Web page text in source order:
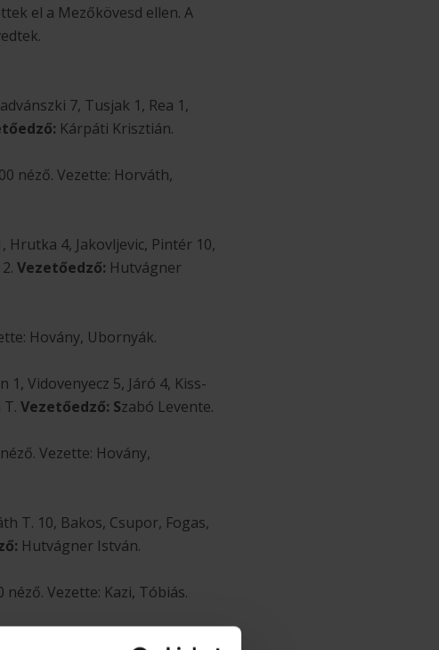
el a Mezőkövesd ellen. A
7, Tusjak 1, Rea 1,
Kárpáti Krisztián.
néző. Vezette: Horváth,
Hrutka 4, Jakovljevic, Pintér 10,
Vezetőedző: Hutvágner
Hovány, Ubornyák.
1, Vidovenyecz 5, Járó 4, Kiss-
Vezetőedző: Szabó Levente.
Vezette: Hovány,
T. 10, Bakos, Csupor, Fogas,
Hutvágner István.
Vezette: Kazi, Tóbiás.